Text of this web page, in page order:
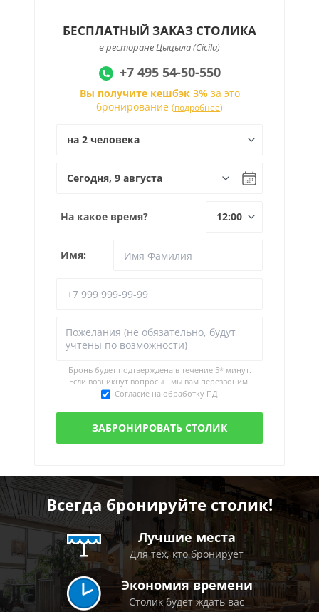
БЕСПЛАТНЫЙ ЗАКАЗ СТОЛИКА
в ресторане Цыцыла (Сicila)
+7 495 54-50-550
Вы получите кешбэк 3% за это
бронирование (подробнее)
На какое время?
Имя:
Бронь будет подтверждена в течение 5* минут.
Если возникнут вопросы - мы вам перезвоним.
Согласие на обработку ПД
Всегда бронируйте столик!
Лучшие места
Для тех, кто бронирует
Экономия времени
Столик будет ждать вас